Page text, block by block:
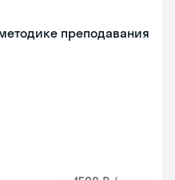
преподавания